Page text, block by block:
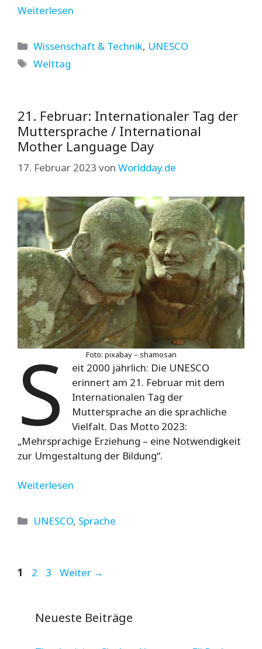
Weiterlesen
Kategorien
Wissenschaft & Technik, UNESCO
Schlagwörter
Welttag
21. Februar: Internationaler Tag der
Muttersprache / International
Mother Language Day
17. Februar 2023 von Worldday.de
Foto: pixabay – shamosan
S
eit 2000 jährlich: Die UNESCO
erinnert am 21. Februar mit dem
Internationalen Tag der
Muttersprache an die sprachliche
Vielfalt. Das Motto 2023:
„Mehrsprachige Erziehung – eine Notwendigkeit
zur Umgestaltung der Bildung“.
Weiterlesen
Kategorien
UNESCO, Sprache
Seite
1 Seite
2 Seite
3 Weiter →
Neueste Beiträge